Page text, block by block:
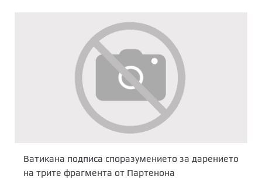
Ватикана подписа споразумението за дарението
на трите фрагмента от Партенона